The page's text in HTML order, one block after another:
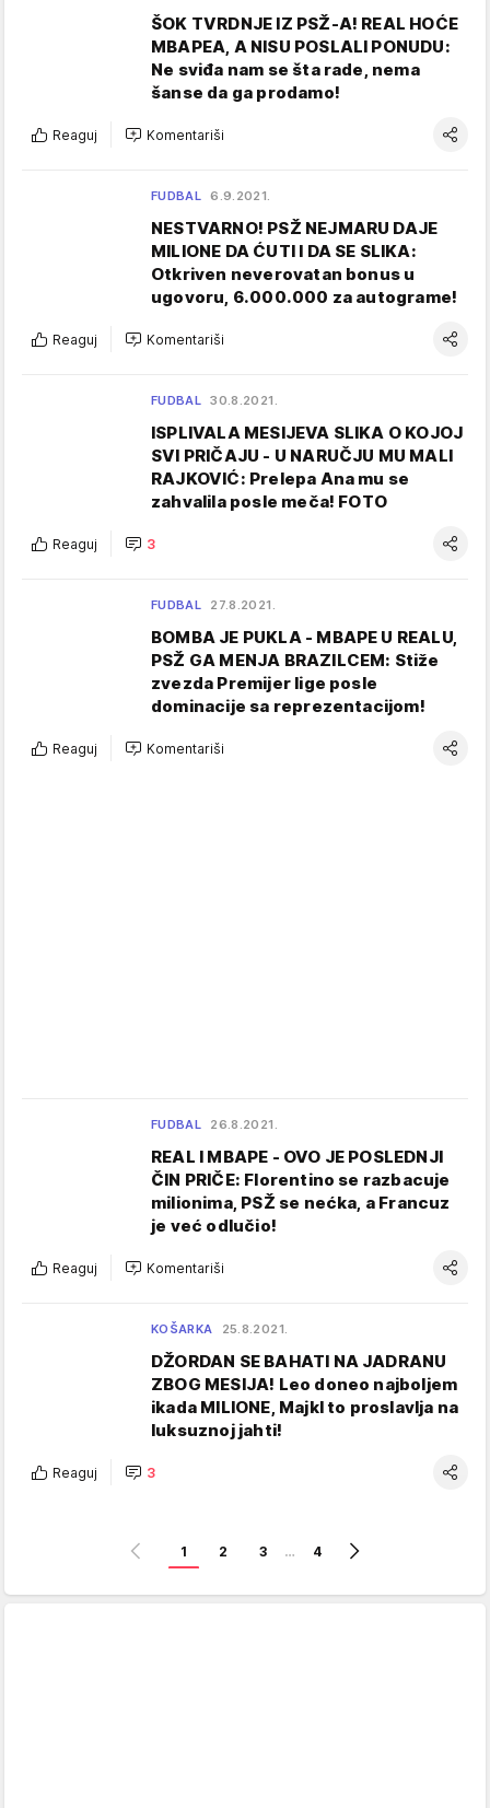
ŠOK TVRDNJE IZ PSŽ-A! REAL HOĆE
MBAPEA, A NISU POSLALI PONUDU:
Ne sviđa nam se šta rade, nema
šanse da ga prodamo!
Reaguj Komentariši
FUDBAL 6.9.2021.
NESTVARNO! PSŽ NEJMARU DAJE
MILIONE DA ĆUTI I DA SE SLIKA:
Otkriven neverovatan bonus u
ugovoru, 6.000.000 za autograme!
Reaguj Komentariši
FUDBAL 30.8.2021.
ISPLIVALA MESIJEVA SLIKA O KOJOJ
SVI PRIČAJU - U NARUČJU MU MALI
RAJKOVIĆ: Prelepa Ana mu se
zahvalila posle meča! FOTO
Reaguj 3
FUDBAL 27.8.2021.
BOMBA JE PUKLA - MBAPE U REALU,
PSŽ GA MENJA BRAZILCEM: Stiže
zvezda Premijer lige posle
dominacije sa reprezentacijom!
Reaguj Komentariši
FUDBAL 26.8.2021.
REAL I MBAPE - OVO JE POSLEDNJI
ČIN PRIČE: Florentino se razbacuje
milionima, PSŽ se nećka, a Francuz
je već odlučio!
Reaguj Komentariši
KOŠARKA 25.8.2021.
DŽORDAN SE BAHATI NA JADRANU
ZBOG MESIJA! Leo doneo najboljem
ikada MILIONE, Majkl to proslavlja na
luksuznoj jahti!
Reaguj 3
1 2 3 … 4